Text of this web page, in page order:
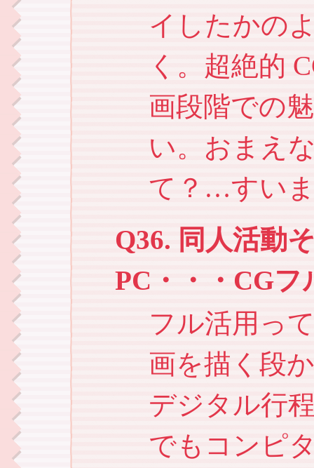
イしたかの
く。超絶的
画段階での
い。おまえ
て？…すい
Q36. 同人活動
PC・・・CGフ
フル活用っ
画を描く段
デジタル行
でもコンピ